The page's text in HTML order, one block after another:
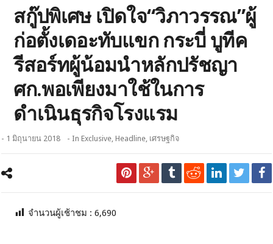
สกู๊ปพิเศษ เปิดใจ“วิภาวรรณ”ผู้
ก่อตั้งเดอะทับแขก กระบี่ บูทีค
รีสอร์ทผู้น้อมนำหลักปรัชญา
ศก.พอเพียงมาใช้ในการ
ดำเนินธุรกิจโรงแรม
- 1 มิถุนายน 2018 - InExclusive,Headline, เศรษฐกิจ
จำนวนผู้เช้าชม :6,690